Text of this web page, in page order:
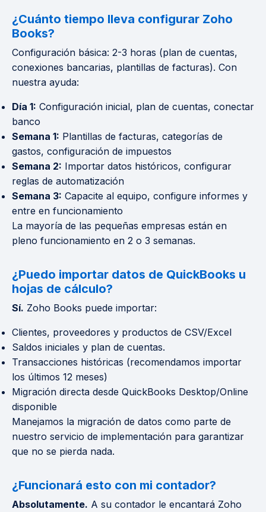
¿Cuánto tiempo lleva configurar Zoho
Books?
Configuración básica: 2-3 horas (plan de cuentas,
conexiones bancarias, plantillas de facturas). Con
nuestra ayuda:
Día 1: Configuración inicial, plan de cuentas, conectar
banco
Semana 1: Plantillas de facturas, categorías de
gastos, configuración de impuestos
Semana 2: Importar datos históricos, configurar
reglas de automatización
Semana 3: Capacite al equipo, configure informes y
entre en funcionamiento
La mayoría de las pequeñas empresas están en
pleno funcionamiento en 2 o 3 semanas.
¿Puedo importar datos de QuickBooks u
hojas de cálculo?
Sí. Zoho Books puede importar:
Clientes, proveedores y productos de CSV/Excel
Saldos iniciales y plan de cuentas.
Transacciones históricas (recomendamos importar
los últimos 12 meses)
Migración directa desde QuickBooks Desktop/Online
disponible
Manejamos la migración de datos como parte de
nuestro servicio de implementación para garantizar
que no se pierda nada.
¿Funcionará esto con mi contador?
Absolutamente. A su contador le encantará Zoho